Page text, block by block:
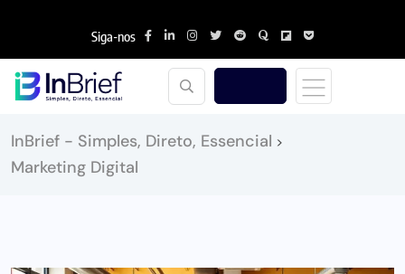
Siga-nos
InBrief - Simples, Direto, Essencial >
Marketing Digital